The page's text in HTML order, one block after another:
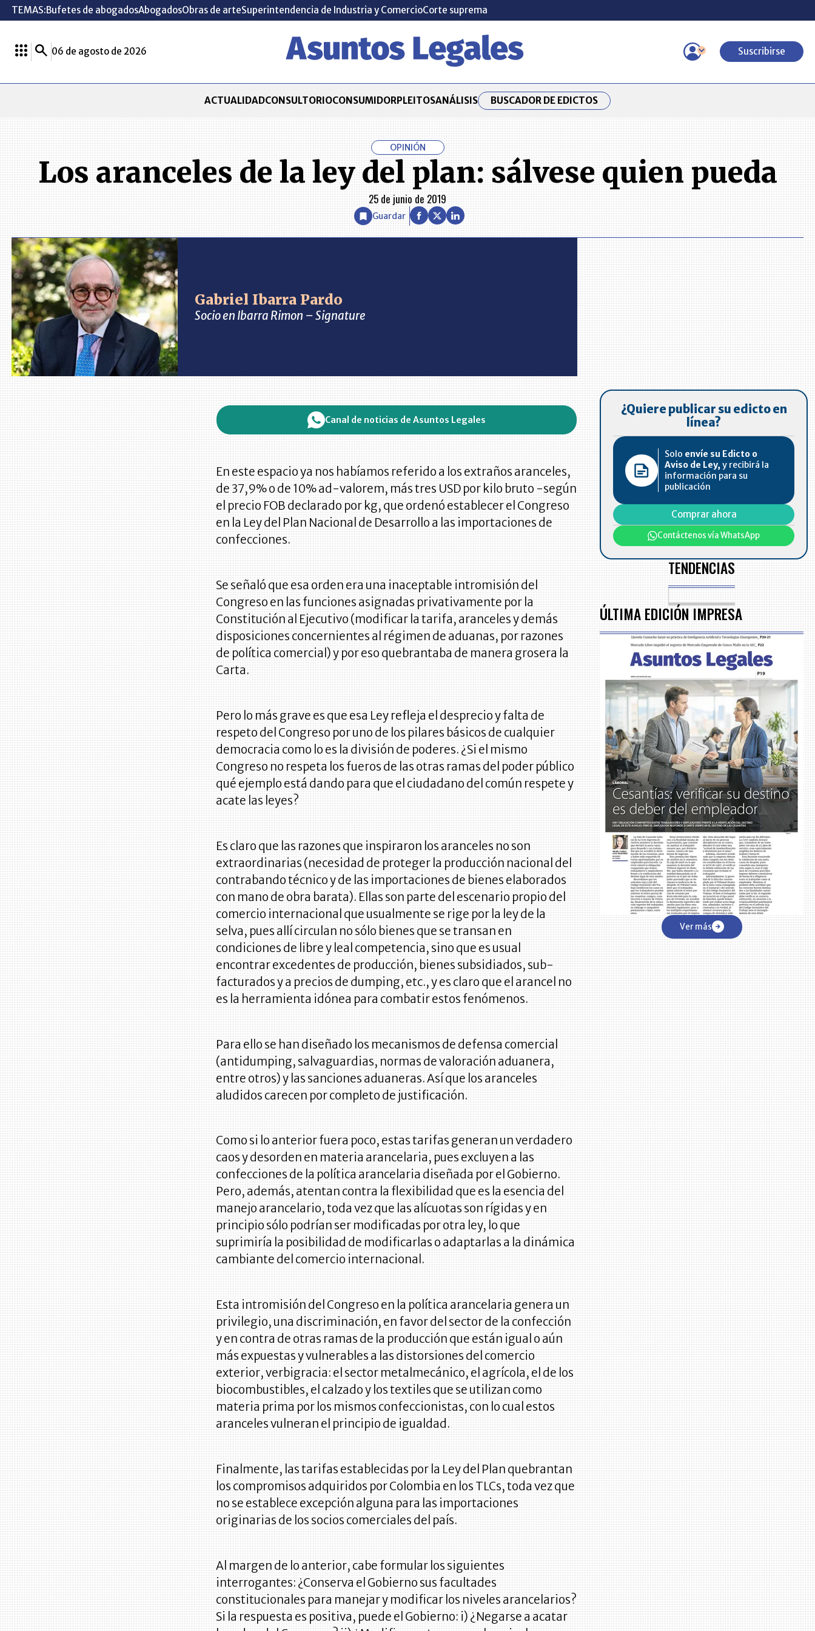
TEMAS:Bufetes de abogadosAbogadosObras de arteSuperintendencia de Industria y ComercioCorte suprema
06 de agosto de 2026 Suscribirse
ACTUALIDADCONSULTORIOCONSUMIDORPLEITOSANÁLISIS BUSCADOR DE EDICTOS
OPINIÓN
Los aranceles de la ley del plan: sálvese quien pueda
25 de junio de 2019
Guardar
Gabriel Ibarra Pardo
Socio en Ibarra Rimon – Signature
Canal de noticias de Asuntos Legales
En este espacio ya nos habíamos referido a los extraños aranceles,
de 37,9% o de 10% ad-valorem, más tres USD por kilo bruto -según
el precio FOB declarado por kg, que ordenó establecer el Congreso
en la Ley del Plan Nacional de Desarrollo a las importaciones de
confecciones.
Se señaló que esa orden era una inaceptable intromisión del
Congreso en las funciones asignadas privativamente por la
Constitución al Ejecutivo (modificar la tarifa, aranceles y demás
disposiciones concernientes al régimen de aduanas, por razones
de política comercial) y por eso quebrantaba de manera grosera la
Carta.
Pero lo más grave es que esa Ley refleja el desprecio y falta de
respeto del Congreso por uno de los pilares básicos de cualquier
democracia como lo es la división de poderes. ¿Si el mismo
Congreso no respeta los fueros de las otras ramas del poder público
qué ejemplo está dando para que el ciudadano del común respete y
acate las leyes?
Es claro que las razones que inspiraron los aranceles no son
extraordinarias (necesidad de proteger la producción nacional del
contrabando técnico y de las importaciones de bienes elaborados
con mano de obra barata). Ellas son parte del escenario propio del
comercio internacional que usualmente se rige por la ley de la
selva, pues allí circulan no sólo bienes que se transan en
condiciones de libre y leal competencia, sino que es usual
encontrar excedentes de producción, bienes subsidiados, sub-
facturados y a precios de dumping, etc., y es claro que el arancel no
es la herramienta idónea para combatir estos fenómenos.
Para ello se han diseñado los mecanismos de defensa comercial
(antidumping, salvaguardias, normas de valoración aduanera,
entre otros) y las sanciones aduaneras. Así que los aranceles
aludidos carecen por completo de justificación.
Como si lo anterior fuera poco, estas tarifas generan un verdadero
caos y desorden en materia arancelaria, pues excluyen a las
confecciones de la política arancelaria diseñada por el Gobierno.
Pero, además, atentan contra la flexibilidad que es la esencia del
manejo arancelario, toda vez que las alícuotas son rígidas y en
principio sólo podrían ser modificadas por otra ley, lo que
suprimiría la posibilidad de modificarlas o adaptarlas a la dinámica
cambiante del comercio internacional.
Esta intromisión del Congreso en la política arancelaria genera un
privilegio, una discriminación, en favor del sector de la confección
y en contra de otras ramas de la producción que están igual o aún
más expuestas y vulnerables a las distorsiones del comercio
exterior, verbigracia: el sector metalmecánico, el agrícola, el de los
biocombustibles, el calzado y los textiles que se utilizan como
materia prima por los mismos confeccionistas, con lo cual estos
aranceles vulneran el principio de igualdad.
Finalmente, las tarifas establecidas por la Ley del Plan quebrantan
los compromisos adquiridos por Colombia en los TLCs, toda vez que
no se establece excepción alguna para las importaciones
originarias de los socios comerciales del país.
Al margen de lo anterior, cabe formular los siguientes
interrogantes: ¿Conserva el Gobierno sus facultades
constitucionales para manejar y modificar los niveles arancelarios?
Si la respuesta es positiva, puede el Gobierno: i) ¿Negarse a acatar
¿Quiere publicar su edicto en
línea?
Solo envíe su Edicto o
Aviso de Ley, y recibirá la
información para su
publicación
Comprar ahora
Contáctenos vía WhatsApp
TENDENCIAS
ÚLTIMA EDICIÓN IMPRESA
Ver más